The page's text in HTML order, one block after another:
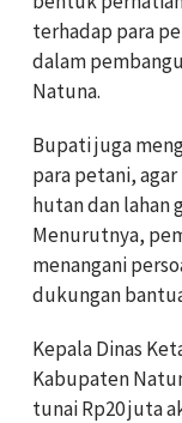
terhadap para
dalam
Natuna.
Bupati juga
para petani,
hutan dan lahan
Menurutnya,
menangani
dukungan
Kepala Dinas
Kabupaten
tunai Rp20 juta